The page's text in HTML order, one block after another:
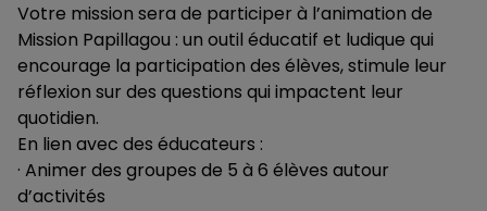
Votre mission sera de participer à l’animation de
Mission Papillagou : un outil éducatif et ludique qui
encourage la participation des élèves, stimule leur
réflexion sur des questions qui impactent leur
quotidien.
En lien avec des éducateurs :
· Animer des groupes de 5 à 6 élèves autour
d’activités